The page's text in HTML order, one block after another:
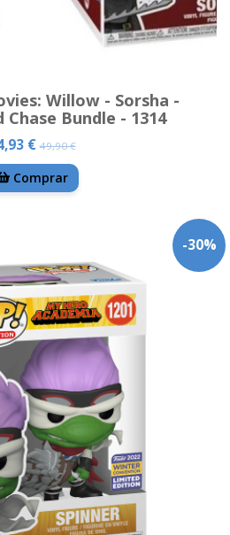
Willow - Sorsha -
Bundle - 1314
€49,90 €
Comprar
-30%